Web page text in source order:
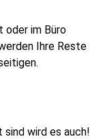
oder im Büro
Ihre Reste
wird es auch!